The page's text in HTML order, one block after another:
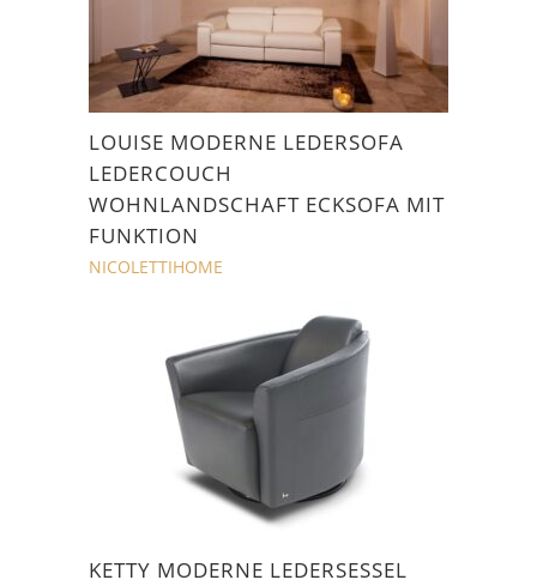
LOUISE MODERNE LEDERSOFA
LEDERCOUCH
WOHNLANDSCHAFT ECKSOFA MIT
FUNKTION
NICOLETTIHOME
KETTY MODERNE LEDERSESSEL